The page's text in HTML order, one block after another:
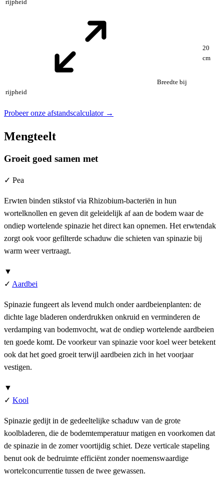
rijpheid
Breedte bij
rijpheid
20
cm
Probeer onze afstandscalculator →
Mengteelt
Groeit goed samen met
✓ Pea
Erwten binden stikstof via Rhizobium-bacteriën in hun
wortelknollen en geven dit geleidelijk af aan de bodem waar de
ondiep wortelende spinazie het direct kan opnemen. Het erwtendak
zorgt ook voor gefilterde schaduw die schieten van spinazie bij
warm weer vertraagt.
▼
✓ Aardbei
Spinazie fungeert als levend mulch onder aardbeienplanten: de
dichte lage bladeren onderdrukken onkruid en verminderen de
verdamping van bodemvocht, wat de ondiep wortelende aardbeien
ten goede komt. De voorkeur van spinazie voor koel weer betekent
ook dat het goed groeit terwijl aardbeien zich in het voorjaar
vestigen.
▼
✓ Kool
Spinazie gedijt in de gedeeltelijke schaduw van de grote
koolbladeren, die de bodemtemperatuur matigen en voorkomen dat
de spinazie in de zomer voortijdig schiet. Deze verticale stapeling
benut ook de bedruimte efficiënt zonder noemenswaardige
wortelconcurrentie tussen de twee gewassen.